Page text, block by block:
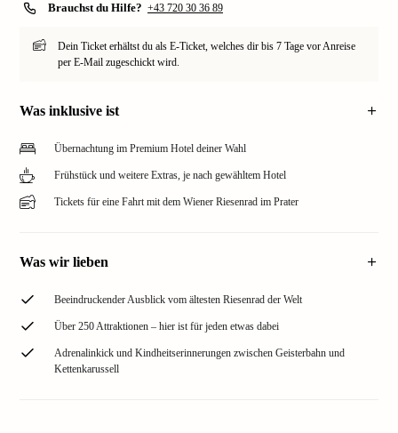
Brauchst du Hilfe? +43 720 30 36 89
Dein Ticket erhältst du als E-Ticket, welches dir bis 7 Tage vor Anreise
per E-Mail zugeschickt wird.
Was inklusive ist
Übernachtung im Premium Hotel deiner Wahl
Frühstück und weitere Extras, je nach gewähltem Hotel
Tickets für eine Fahrt mit dem Wiener Riesenrad im Prater
Was wir lieben
Beeindruckender Ausblick vom ältesten Riesenrad der Welt
Über 250 Attraktionen – hier ist für jeden etwas dabei
Adrenalinkick und Kindheitserinnerungen zwischen Geisterbahn und
Kettenkarussell